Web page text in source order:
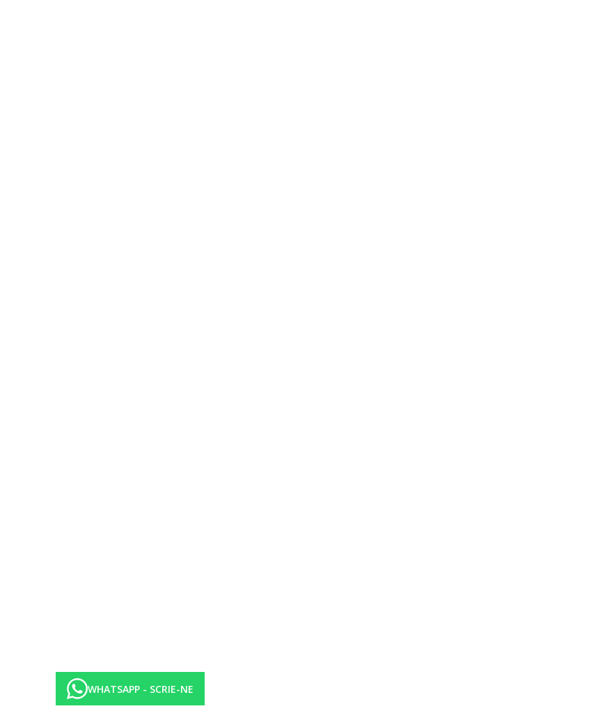
WHATSAPP - SCRIE-NE